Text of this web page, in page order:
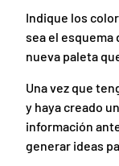
Indique los
sea el esquema
nueva paleta
Una vez que
y haya creado
información
generar ideas